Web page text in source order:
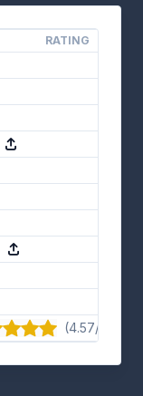
RATING
(4.57/5) · 7